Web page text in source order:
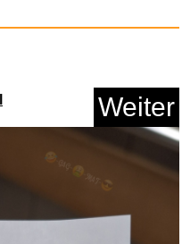
Weiter